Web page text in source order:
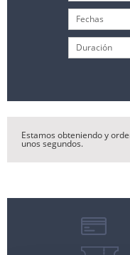
Estamos obteniendo y
unos segundos.